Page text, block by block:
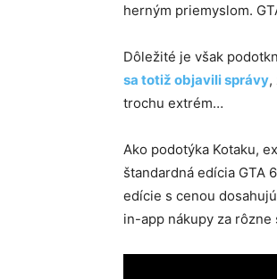
herným priemyslom.
Dôležité je však
sa totiž objavili správy,
trochu extrém…
Ako podotýka Kotaku,
štandardná edícia GTA
edície s cenou
in-app nákupy za